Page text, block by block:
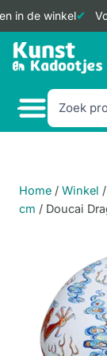
in de winkel
Doorgaan
naar
Home / Winkel /
cm / Doucai